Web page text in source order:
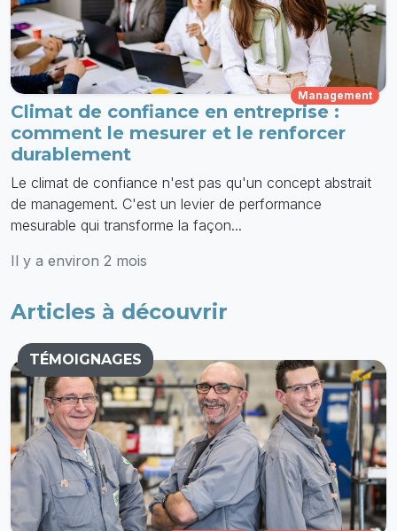
Management
Climat de confiance en entreprise :
comment le mesurer et le renforcer
durablement
Le climat de confiance n'est pas qu'un concept abstrait
de management. C'est un levier de performance
mesurable qui transforme la façon...
Il y a environ 2 mois
Articles à découvrir
TÉMOIGNAGES